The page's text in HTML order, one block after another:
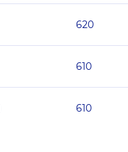
620
610
610